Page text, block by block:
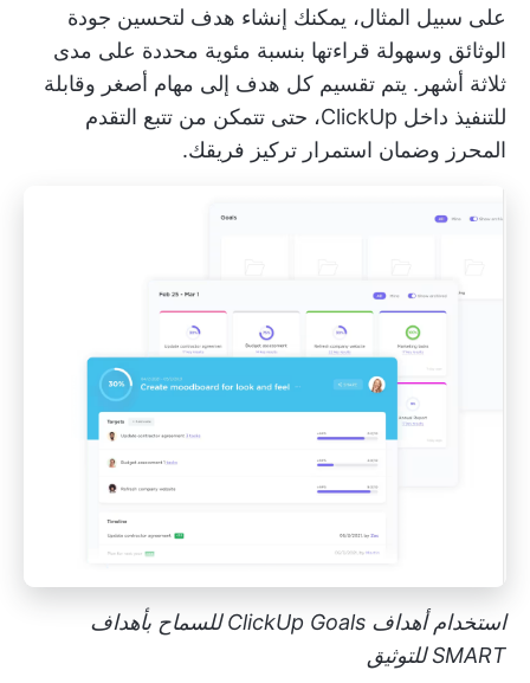
على سبيل المثال، يمكنك إنشاء هدف لتحسين جودة
الوثائق وسهولة قراءتها بنسبة مئوية محددة على مدى
ثلاثة أشهر. يتم تقسيم كل هدف إلى مهام أصغر وقابلة
للتنفيذ داخل ClickUp، حتى تتمكن من تتبع التقدم
المحرز وضمان استمرار تركيز فريقك.
استخدام أهداف ClickUp Goals للسماح بأهداف
SMART للتوثيق